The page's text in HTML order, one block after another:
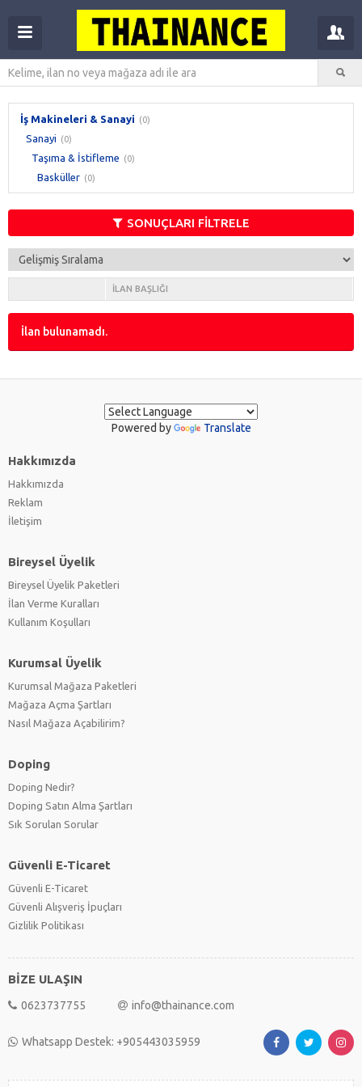
İş Makineleri & Sanayi (0)
Sanayi (0)
Taşıma & İstifleme (0)
Basküller (0)
SONUÇLARI FİLTRELE
İLAN BAŞLIĞI
İlan bulunamadı.
Powered by Translate
Hakkımızda
Hakkımızda
Reklam
İletişim
Bireysel Üyelik
Bireysel Üyelik Paketleri
İlan Verme Kuralları
Kullanım Koşulları
Kurumsal Üyelik
Kurumsal Mağaza Paketleri
Mağaza Açma Şartları
Nasıl Mağaza Açabilirim?
Doping
Doping Nedir?
Doping Satın Alma Şartları
Sık Sorulan Sorular
Güvenli E-Ticaret
Güvenli E-Ticaret
Güvenli Alışveriş İpuçları
Gizlilik Politikası
BİZE ULAŞIN
0623737755 info@thainance.com
Whatsapp Destek: +905443035959